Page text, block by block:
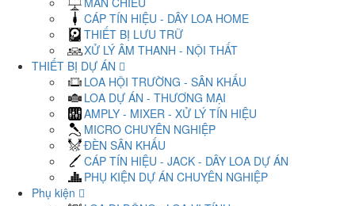
CÁP TÍN HIỆU - DÂY LOA HOME
THIẾT BỊ LƯU TRỮ
XỬ LÝ ÂM THANH - NỘI THẤT
THIẾT BỊ DỰ ÁN
LOA HỘI TRƯỜNG - SÂN KHẤU
LOA DỰ ÁN - THƯƠNG MẠI
AMPLY - MIXER - XỬ LÝ TÍN HIỆU
MICRO CHUYÊN NGHIỆP
ĐÈN SÂN KHẤU
CÁP TÍN HIỆU - JACK - DÂY LOA DỰ ÁN
PHỤ KIỆN DỰ ÁN CHUYÊN NGHIỆP
Phụ kiện